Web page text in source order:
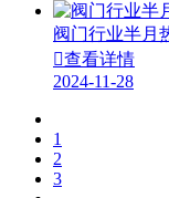
阀门行业半月
查看详情
2024-11-28
1
2
3